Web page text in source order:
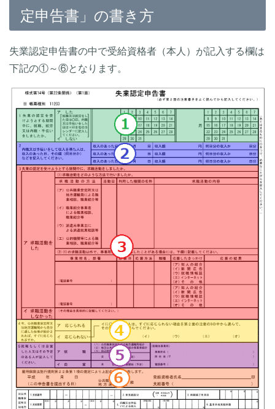
定申告書」の書き方
失業認定申告書の中で受給資格者（本人）が記入する欄は
下記の①～⑥となります。